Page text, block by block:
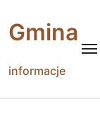
content
Gmina
informacje